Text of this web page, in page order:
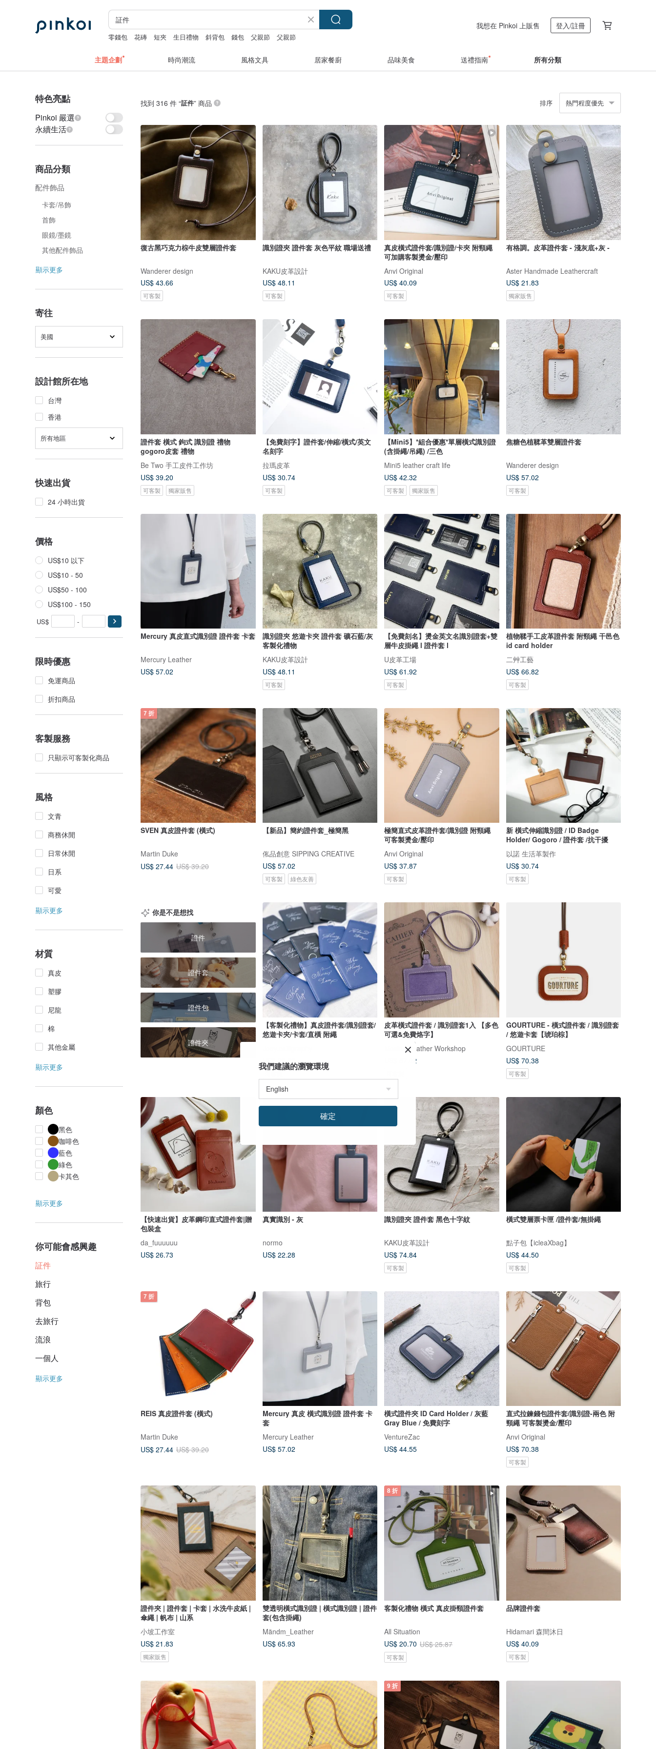
零錢包 花磚 短夾 生日禮物 斜背包 錢包 父親節 父親節
我想在 Pinkoi 上販售 登入/註冊
主題企劃 時尚潮流 風格文具 居家餐廚 品味美食 送禮指南 所有分類
特色亮點
Pinkoi 嚴選
永續生活
商品分類
配件飾品
卡套/吊飾
首飾
眼鏡/墨鏡
其他配件飾品
顯示更多
寄往
美國
設計館所在地
台灣
香港
所有地區
快速出貨
24 小時出貨
價格
US$10 以下
US$10 - 50
US$50 - 100
US$100 - 150
US$ -
限時優惠
免運商品
折扣商品
客製服務
只顯示可客製化商品
風格
文青
商務休閒
日常休閒
日系
可愛
顯示更多
材質
真皮
塑膠
尼龍
棉
其他金屬
顯示更多
顏色
黑色
咖啡色
藍色
綠色
卡其色
顯示更多
你可能會感興趣
証件
旅行
背包
去旅行
流浪
一個人
顯示更多
找到 316 件 “証件” 商品 排序 熱門程度優先
復古黑巧克力棕牛皮雙層證件套
Wanderer design
US$ 43.66
可客製
識別證夾 證件套 灰色平紋 職場送禮
KAKU皮革設計
US$ 48.11
可客製
真皮橫式證件套/識別證/卡夾 附頸繩
可加購客製燙金/壓印
Anvi Original
US$ 40.09
可客製
有格調。皮革證件套 - 淺灰底+灰 -
Aster Handmade Leathercraft
US$ 21.83
獨家販售
證件套 橫式 鉤式 識別證 禮物
gogoro皮套 禮物
Be Two 手工皮件工作坊
US$ 39.20
可客製 獨家販售
【免費刻字】證件套/伸縮/橫式/英文
名刻字
拉瑪皮革
US$ 30.74
可客製
【Mini5】*組合優惠*單層橫式識別證
(含掛繩/吊繩) /三色
Mini5 leather craft life
US$ 42.32
可客製 獨家販售
焦糖色植鞣革雙層證件套
Wanderer design
US$ 57.02
可客製
Mercury 真皮直式識別證 證件套 卡套
Mercury Leather
US$ 57.02
識別證夾 悠遊卡夾 證件套 礦石藍/灰
客製化禮物
KAKU皮革設計
US$ 48.11
可客製
【免費刻名】燙金英文名識別證套+雙
層牛皮掛繩 l 證件套 l
U皮革工場
US$ 61.92
可客製
植物鞣手工皮革證件套 附頸繩 干邑色
id card holder
二艸工藝
US$ 66.82
可客製
7 折
SVEN 真皮證件套 (橫式)
Martin Duke
US$ 27.44 US$ 39.20
【新品】簡約證件套_極簡黑
俬品創意 SIPPING CREATIVE
US$ 57.02
可客製 綠色友善
極簡直式皮革證件套/識別證 附頸繩
可客製燙金/壓印
Anvi Original
US$ 37.87
可客製
新 橫式伸縮識別證 / ID Badge
Holder/ Gogoro / 證件套 /抗干擾
以諾 生活革製作
US$ 30.74
可客製
你是不是想找
證件
證件套
證件包
證件夾
【客製化禮物】真皮證件套/識別證套/
悠遊卡夾/卡套/直橫 附繩
US$ 25.86
可客製
皮革橫式證件套 / 識別證套1入 【多色
可選&免費烙字】
Mosina Leather Workshop
US$ 57.02
GOURTURE - 橫式證件套 / 識別證套
/ 悠遊卡套【琥珀棕】
GOURTURE
US$ 70.38
可客製
【快速出貨】皮革鋼印直式證件套|贈
包裝盒
da_fuuuuuu
US$ 26.73
真實識別 - 灰
normo
US$ 22.28
識別證夾 證件套 黑色十字紋
KAKU皮革設計
US$ 74.84
可客製
橫式雙層票卡匣 /證件套/無掛繩
點子包【icleaXbag】
US$ 44.50
可客製
7 折
REIS 真皮證件套 (橫式)
Martin Duke
US$ 27.44 US$ 39.20
Mercury 真皮 橫式識別證 證件套 卡
套
Mercury Leather
US$ 57.02
橫式證件夾 ID Card Holder / 灰藍
Gray Blue / 免費刻字
VentureZac
US$ 44.55
直式拉鍊錢包證件套/識別證-兩色 附
頸繩 可客製燙金/壓印
Anvi Original
US$ 70.38
可客製
證件夾 | 證件套 | 卡套 | 水洗牛皮紙 |
傘繩 | 帆布 | 山系
小坡工作室
US$ 21.83
獨家販售
雙透明橫式識別證 | 橫式識別證 | 證件
套(包含掛繩)
Mändm_Leather
US$ 65.93
8 折
客製化禮物 橫式 真皮掛頸證件套
All Situation
US$ 20.70 US$ 25.87
可客製
品牌證件套
Hidamari 森間沐日
US$ 40.09
可客製
9 折
我們建議的瀏覽環境
確定